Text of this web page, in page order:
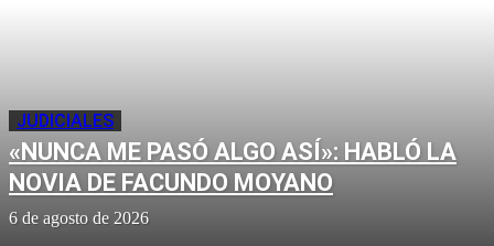
JUDICIALES
«NUNCA ME PASÓ ALGO ASÍ»: HABLÓ LA
NOVIA DE FACUNDO MOYANO
6 de agosto de 2026